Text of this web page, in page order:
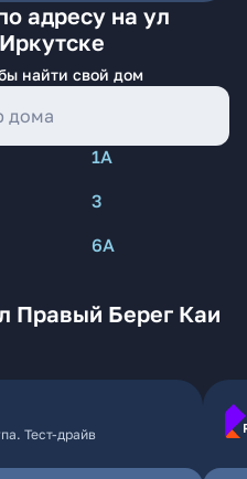
адресу на ул
найти свой дом
1А
3
6А
Правый Берег Каи
Тест-драйв